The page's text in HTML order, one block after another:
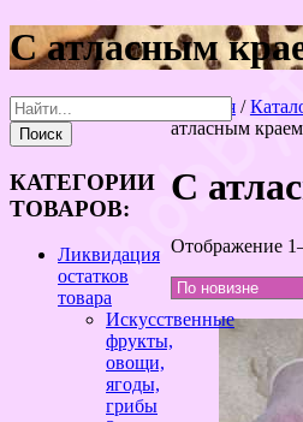
С атласным
Главная/
атласным краем
С
Отображение
КАТЕГОРИИ
ТОВАРОВ:
Ликвидация
остатков
товара
Искусственные
фрукты,
овощи,
ягоды,
грибы